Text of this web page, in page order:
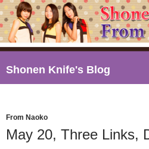
Shonen Knife's Blog
索
ン
ツ
From Naoko
May 20, Three Links,